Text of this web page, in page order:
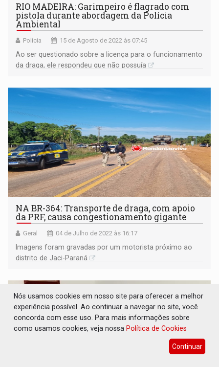
RIO MADEIRA: Garimpeiro é flagrado com
pistola durante abordagem da Polícia
Ambiental
Polícia 15 de Agosto de 2022 às 07:45
Ao ser questionado sobre a licença para o funcionamento
da draga, ele respondeu que não possuía
NA BR-364: Transporte de draga, com apoio
da PRF, causa congestionamento gigante
Geral 04 de Julho de 2022 às 16:17
Imagens foram gravadas por um motorista próximo ao
distrito de Jaci-Paraná
Nós usamos cookies em nosso site para oferecer a melhor
experiência possível. Ao continuar a navegar no site, você
concorda com esse uso. Para mais informações sobre
como usamos cookies, veja nossa Política de Cookies
Continuar